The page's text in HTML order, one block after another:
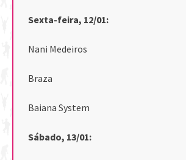
Sexta-feira, 12/01:
Nani Medeiros
Braza
Baiana System
Sábado, 13/01: